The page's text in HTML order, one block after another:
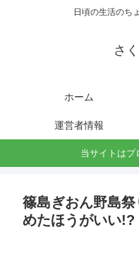
日頃の生活のち
さ
ホーム
運営者情報
当サイトはプ
篠島ぎおん野島
めたほうがいい!?